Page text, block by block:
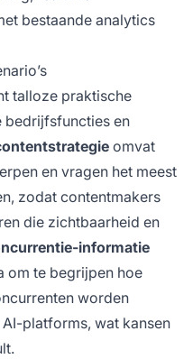
bestaande analytics
talloze praktische
bedrijfsfuncties en
omvat
en vragen het meest
zodat contentmakers
die zichtbaarheid en
informatie
om te begrijpen hoe
worden
platforms, wat kansen